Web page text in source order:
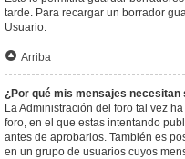
tarde. Para recargar un borrador
Usuario.
Arriba
¿Por qué mis mensajes necesitan
La Administración del foro tal vez
foro, en el que estas intentando
antes de aprobarlos. También es
en un grupo de usuarios cuyos